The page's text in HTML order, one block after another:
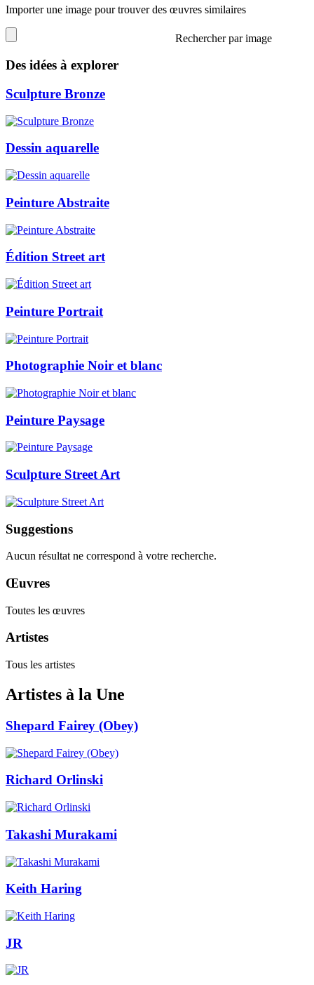
Importer une image pour trouver des œuvres similaires
Rechercher par image
Des idées à explorer
Sculpture Bronze
Dessin aquarelle
Peinture Abstraite
Édition Street art
Peinture Portrait
Photographie Noir et blanc
Peinture Paysage
Sculpture Street Art
Suggestions
Aucun résultat ne correspond à votre recherche.
Œuvres
Toutes les œuvres
Artistes
Tous les artistes
Artistes à la Une
Shepard Fairey (Obey)
Richard Orlinski
Takashi Murakami
Keith Haring
JR